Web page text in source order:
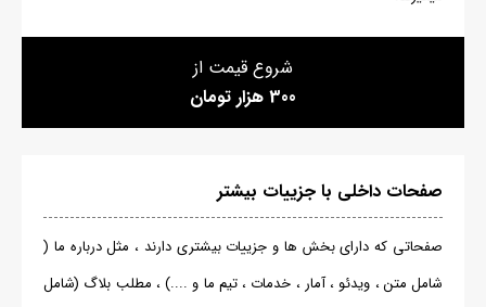
شروع قیمت از
300 هزار تومان
صفحات داخلی با جزییات بیشتر
صفحاتی که دارای بخش ها و جزییات بیشتری دارند ، مثل درباره ما (
شامل متن ، ویدئو ، آمار ، خدمات ، تیم ما و ....) ، مطلب بلاگ (شامل